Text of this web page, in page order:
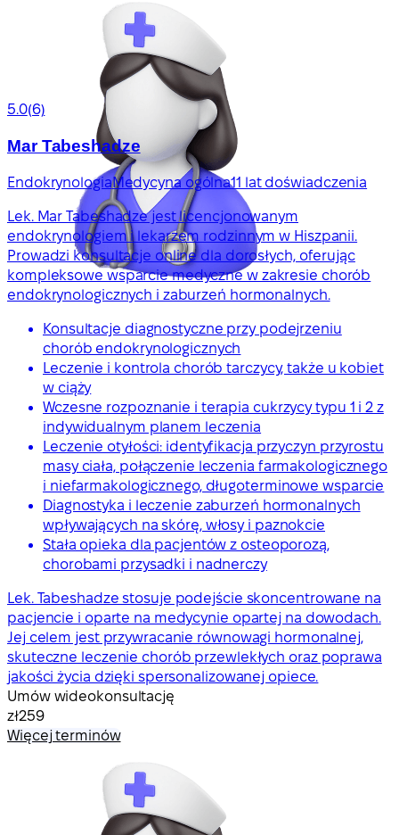
5.0(6)
Mar Tabeshadze
EndokrynologiaMedycyna ogólna11 lat doświadczenia
Lek. Mar Tabeshadze jest licencjonowanym
endokrynologiem i lekarzem rodzinnym w Hiszpanii.
Prowadzi konsultacje online dla dorosłych, oferując
kompleksowe wsparcie medyczne w zakresie chorób
endokrynologicznych i zaburzeń hormonalnych.
Konsultacje diagnostyczne przy podejrzeniu
chorób endokrynologicznych
Leczenie i kontrola chorób tarczycy, także u kobiet
w ciąży
Wczesne rozpoznanie i terapia cukrzycy typu 1 i 2 z
indywidualnym planem leczenia
Leczenie otyłości: identyfikacja przyczyn przyrostu
masy ciała, połączenie leczenia farmakologicznego
i niefarmakologicznego, długoterminowe wsparcie
Diagnostyka i leczenie zaburzeń hormonalnych
wpływających na skórę, włosy i paznokcie
Stała opieka dla pacjentów z osteoporozą,
chorobami przysadki i nadnerczy
Lek. Tabeshadze stosuje podejście skoncentrowane na
pacjencie i oparte na medycynie opartej na dowodach.
Jej celem jest przywracanie równowagi hormonalnej,
skuteczne leczenie chorób przewlekłych oraz poprawa
jakości życia dzięki spersonalizowanej opiece.
Umów wideokonsultację
zł259
Więcej terminów